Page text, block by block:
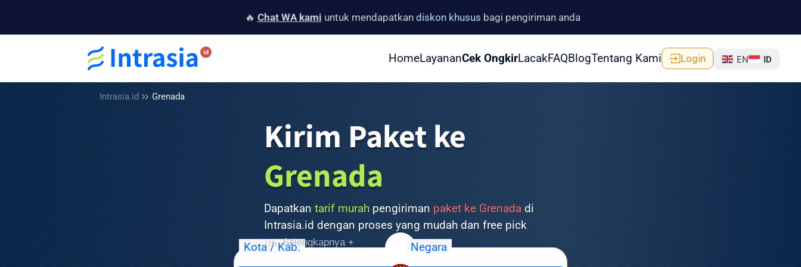
🔥 Chat WA kami untuk mendapatkan diskon khusus bagi pengiriman anda
HomeLayananCek OngkirLacakFAQBlogTentang Kami Login EN ID
Intrasia.id Grenada
Kirim Paket ke
Grenada
Dapatkan tarif murahpengiriman paket ke Grenada di
Intrasia.id dengan proses yang mudah dan free pick
up.Selengkapnya +
Kota / Kab. Negara